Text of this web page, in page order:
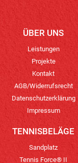
ÜBER UNS
Leistungen
Projekte
Kontakt
AGB/Widerrufsrecht
Datenschutzerklärung
Impressum
TENNISBELÄGE
Sandplatz
Tennis Force® II